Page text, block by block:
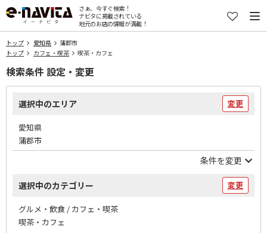
さぁ、今すぐ検索！
ナビタに掲載されている
地元のお店の情報が満載！
トップ 愛知県
蒲郡市
トップ
カフェ・喫茶 喫茶・カフェ
検索条件 設定・変更
選択中のエリア 変更
愛知県
蒲郡市
条件を変更
選択中のカテゴリー 変更
グルメ・飲食 / カフェ・喫茶
喫茶・カフェ